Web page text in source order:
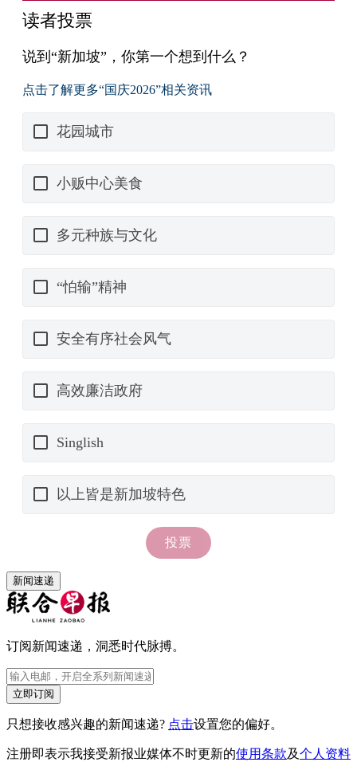
新闻速递
订阅新闻速递，洞悉时代脉搏。
立即订阅
只想接收感兴趣的新闻速递? 点击设置您的偏好。
注册即表示我接受新报业媒体不时更新的使用条款及个人资料